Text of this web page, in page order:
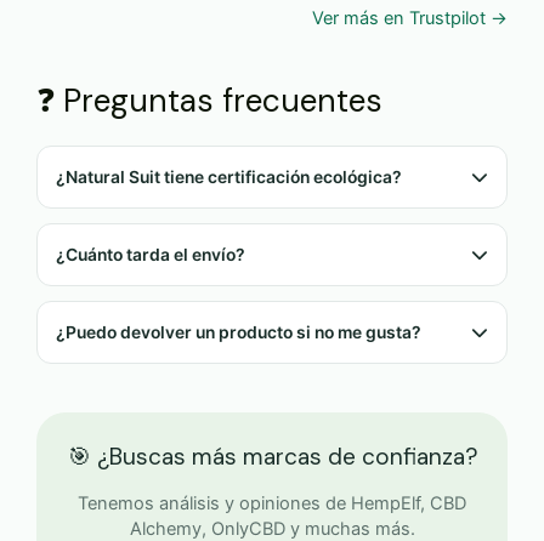
Ver más en Trustpilot →
❓ Preguntas frecuentes
¿Natural Suit tiene certificación ecológica?
Sí, todos sus cultivos son ecológicos certificados
y los productos pasan análisis de laboratorio
¿Cuánto tarda el envío?
Los pedidos se envían en 24/48 horas laborables.
A España suelen llegar en 1-3 días.
¿Puedo devolver un producto si no me gusta?
🎯 ¿Buscas más marcas de confianza?
Tenemos análisis y opiniones de HempElf, CBD
Alchemy, OnlyCBD y muchas más.